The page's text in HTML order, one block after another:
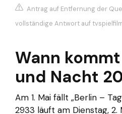
Antrag auf Entfernung der
vollständige Antwort auf
Wann
und Nacht
Am 1. Mai fällt „Berlin –
2933 läuft am Dienstag, 2.